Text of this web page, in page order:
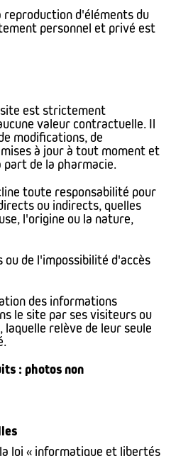
reproduction d'éléments du
personnel et privé est
site est strictement
valeur contractuelle. Il
modifications, de
à jour à tout moment et
part de la pharmacie.
toute responsabilité pour
ou indirects, quelles
l'origine ou la nature,
ou de l'impossibilité d'accès
des informations
le site par ses visiteurs ou
relève de leur seule
: photos non
loi « informatique et libertés